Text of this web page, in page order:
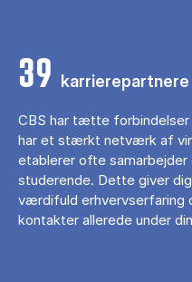
39 karrierepartnere
CBS har tætte
har et stærkt netværk af
etablerer ofte
studerende. Dette giver
værdifuld erhvervserfaring
kontakter allerede under